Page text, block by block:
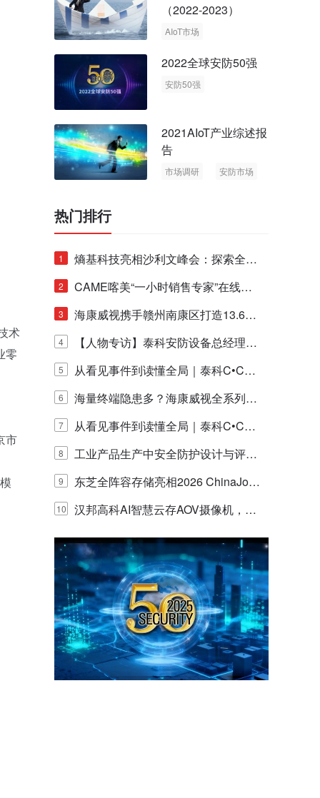
术
零
市
（2022-2023）
AIoT市场
2022全球安防50强
安防50强
2021AIoT产业综述报
告
市场调研
安防市场
热门排行
1
熵基科技亮相沙利文峰会：探索全栈
脑机技术商业化生态新路径
2
CAME喀美“一小时销售专家”在线赋
能培训正式启动！
3
海康威视携手赣州南康区打造13.6公
里绿波网
4
【人物专访】泰科安防设备总经理张
宁解码安防出海新范式
5
从看见事件到读懂全局｜泰科C•CUR
E IQ 3.20开启安防运营智能新时代
6
海量终端隐患多？海康威视全系列物
联安全产品，四层守护更放心！
7
从看见事件到读懂全局｜泰科C•CUR
E IQ 3.20开启安防运营智能新时代
8
工业产品生产中安全防护设计与评估
的实践与探讨
9
东芝全阵容存储亮相2026 ChinaJo
y，以海量数据底座赋能“与AI同游”新
体验
10
汉邦高科AI智慧云存AOV摄像机，三
目太阳能多摄球机